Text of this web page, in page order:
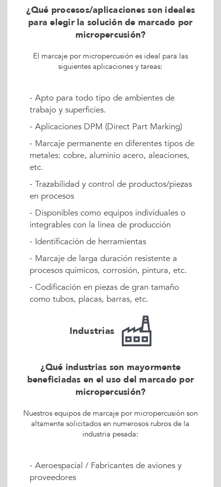
¿Qué procesos/aplicaciones son ideales
para elegir la solución de marcado por
micropercusión?
El marcaje por micropercusión es ideal para las
siguientes aplicaciones y tareas:
- Apto para todo tipo de ambientes de
trabajo y superficies.
- Aplicaciones DPM (Direct Part Marking)
- Marcaje permanente en diferentes tipos de
metales: cobre, aluminio acero, aleaciones,
etc.
- Trazabilidad y control de productos/piezas
en procesos
- Disponibles como equipos individuales o
integrables con la línea de producción
- Identificación de herramientas
- Marcaje de larga duración resistente a
procesos químicos, corrosión, pintura, etc.
- Codificación en piezas de gran tamaño
como tubos, placas, barras, etc.
Industrias
¿Qué industrias son mayormente
beneficiadas en el uso del marcado por
micropercusión?
Nuestros equipos de marcaje por micropercusión son
altamente solicitados en numerosos rubros de la
industria pesada:
- Aeroespacial / Fabricantes de aviones y
proveedores